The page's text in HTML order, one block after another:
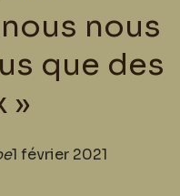
nous
que des
»
1 février 2021